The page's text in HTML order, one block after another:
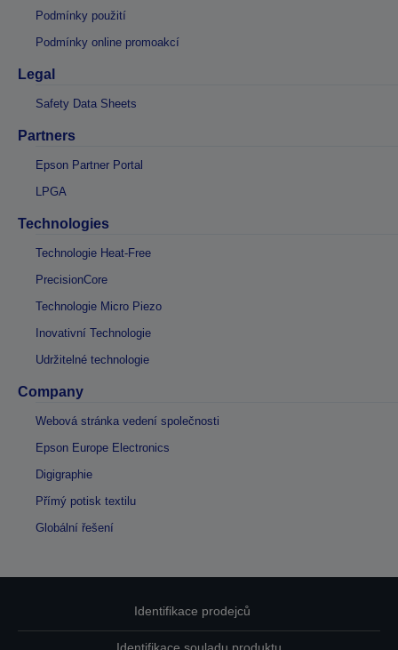
Podmínky použití
Podmínky online promoakcí
Legal
Safety Data Sheets
Partners
Epson Partner Portal
LPGA
Technologies
Technologie Heat-Free
PrecisionCore
Technologie Micro Piezo
Inovativní Technologie
Udržitelné technologie
Company
Webová stránka vedení společnosti
Epson Europe Electronics
Digigraphie
Přímý potisk textilu
Globální řešení
Identifikace prodejců